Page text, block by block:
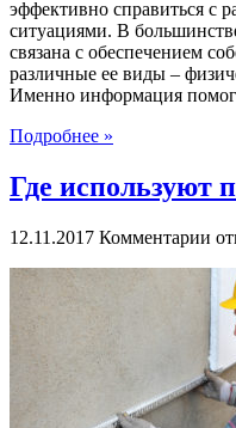
эффективно справиться с
ситуациями. В
связана с обеспечением
различные ее виды –
Именно информация
Подробнее »
Где используют
12.11.2017 Комментарии к
Где